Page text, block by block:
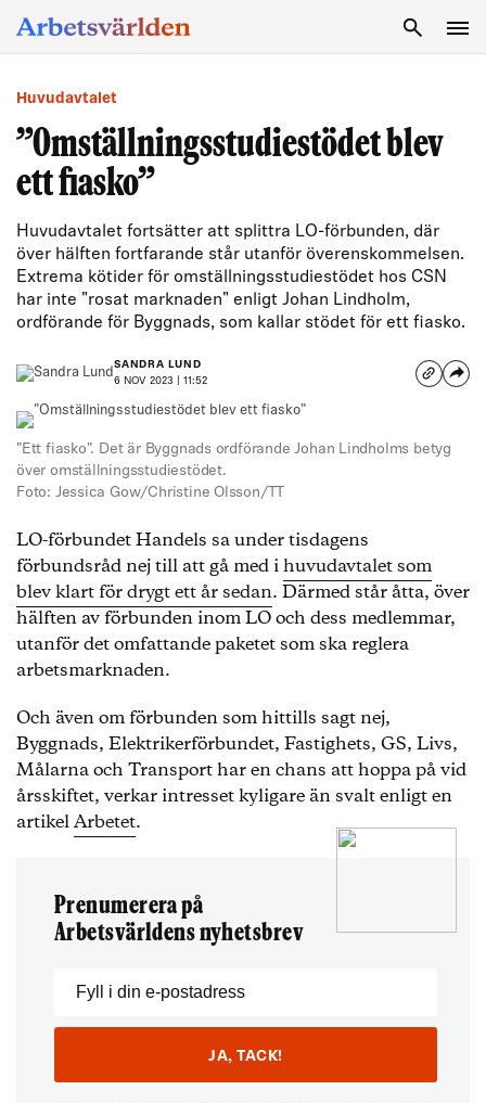
Huvudavtalet
”Omställningsstudiestödet blev
ett fiasko”
Huvudavtalet fortsätter att splittra LO-förbunden, där
över hälften fortfarande står utanför överenskommelsen.
Extrema kötider för omställningsstudiestödet hos CSN
har inte "rosat marknaden" enligt Johan Lindholm,
ordförande för Byggnads, som kallar stödet för ett fiasko.
SANDRA LUND
6 NOV 2023 | 11:52
"Ett fiasko". Det är Byggnads ordförande Johan Lindholms betyg
över omställningsstudiestödet.
Foto: Jessica Gow/Christine Olsson/TT
LO-förbundet Handels sa under tisdagens
förbundsråd nej till att gå med ihuvudavtalet som
blev klart för drygt ett år sedan. Därmed står åtta, över
hälften av förbunden inom LO och dess medlemmar,
utanför det omfattande paketet som ska reglera
arbetsmarknaden.
Och även om förbunden som hittills sagt nej,
Byggnads, Elektrikerförbundet, Fastighets, GS, Livs,
Målarna och Transport har en chans att hoppa på vid
årsskiftet, verkar intresset kyligare än svalt enligt en
artikelArbetet.
Prenumerera på
Arbetsvärldens nyhetsbrev